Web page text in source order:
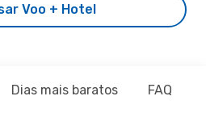
Voo + Hotel
Dias mais baratos FAQ